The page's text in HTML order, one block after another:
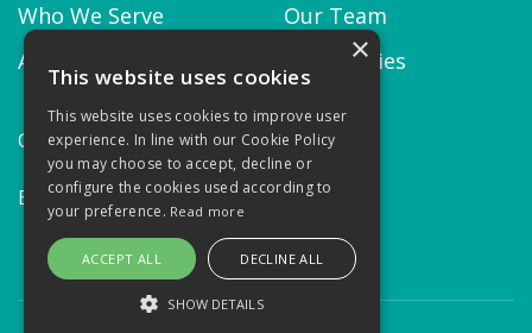
Who We Serve
Our Team
About us
Our Policies
CONTACT
Email:contact@thekairosproject.com
×
This website uses cookies
This website uses cookies to improve user
experience. In line with our Cookie Policy
you may choose to accept, decline or
configure the cookies used according to
your preference. Read more
ACCEPT ALL DECLINE ALL
SHOW DETAILS